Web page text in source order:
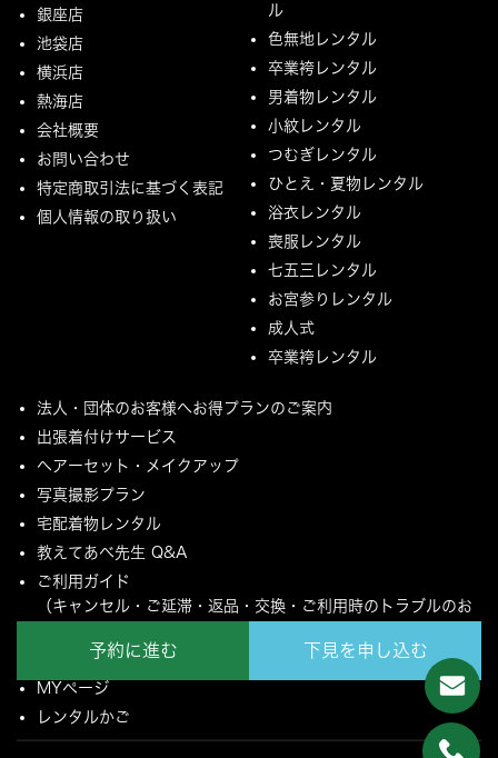
予約に進む 下見を申し込む
銀座店
池袋店
横浜店
熱海店
会社概要
お問い合わせ
特定商取引法に基づく表記
個人情報の取り扱い
ル
色無地レンタル
卒業袴レンタル
男着物レンタル
小紋レンタル
つむぎレンタル
ひとえ・夏物レンタル
浴衣レンタル
喪服レンタル
七五三レンタル
お宮参りレンタル
成人式
卒業袴レンタル
法人・団体のお客様へお得プランのご案内
出張着付けサービス
ヘアーセット・メイクアップ
写真撮影プラン
宅配着物レンタル
教えてあべ先生 Q&A
ご利用ガイド
（キャンセル・ご延滞・返品・交換・ご利用時のトラブルのお
ご配送とご返却について
MYページ
レンタルかご